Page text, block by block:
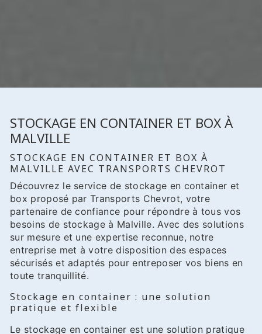
STOCKAGE EN CONTAINER ET BOX À
MALVILLE
STOCKAGE EN CONTAINER ET BOX À
MALVILLE AVEC TRANSPORTS CHEVROT
Découvrez le service de stockage en container et
box proposé par Transports Chevrot, votre
partenaire de confiance pour répondre à tous vos
besoins de stockage à Malville. Avec des solutions
sur mesure et une expertise reconnue, notre
entreprise met à votre disposition des espaces
sécurisés et adaptés pour entreposer vos biens en
toute tranquillité.
Stockage en container : une solution
pratique et flexible
Le stockage en container est une solution pratique